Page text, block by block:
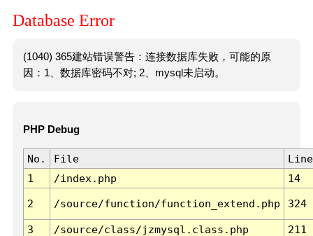
Database Error
(1040) 365建站错误警告：连接数据库失败，可能的原
因：1、数据库密码不对; 2、mysql未启动。
PHP Debug
No. File
Line
1
/index.php 14
2 /source/function/function_extend.php 324
3 /source/class/jzmysql.class.php
211